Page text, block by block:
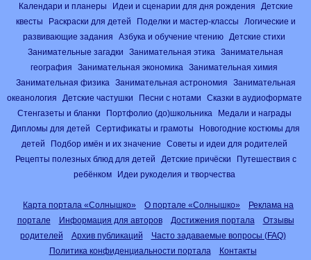
Календари и планеры
Идеи и сценарии для дня рождения
Детские
квесты
Раскраски для детей Поделки и мастер-классы
Логические и
развивающие задания
Азбука и обучение чтению
Детские стихи
Занимательные загадки
Занимательная этика
Занимательная
география
Занимательная экономика
Занимательная химия
Занимательная физика
Занимательная астрономия
Занимательная
океанология
Детские частушки Песни с нотами
Сказки в аудиоформате
Стенгазеты и бланки
Портфолио (до)школьника
Медали и награды
Дипломы для детей
Сертификаты и грамоты
Новогодние костюмы для
детей
Подбор имён и их значение
Советы и идеи для родителей
Рецепты полезных блюд для детей
Детские причёски
Путешествия с
ребёнком
Идеи рукоделия и творчества
Карта портала «Солнышко» О портале «Солнышко»
Реклама на
портале
Информация для авторов Достижения портала
Отзывы
родителей
Архив публикаций
Часто задаваемые вопросы (FAQ)
Политика конфиденциальности портала
Контакты